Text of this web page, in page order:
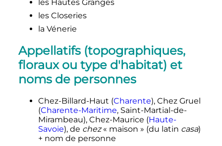
les Hautes Granges
les Closeries
la Vénerie
Appellatifs (topographiques,
floraux ou type d'habitat) et
noms de personnes
Chez-Billard-Haut (Charente), Chez Gruel
(Charente-Maritime, Saint-Martial-de-
Mirambeau), Chez-Maurice (Haute-
Savoie), de chez« maison » (du latin casa)
+ nom de personne